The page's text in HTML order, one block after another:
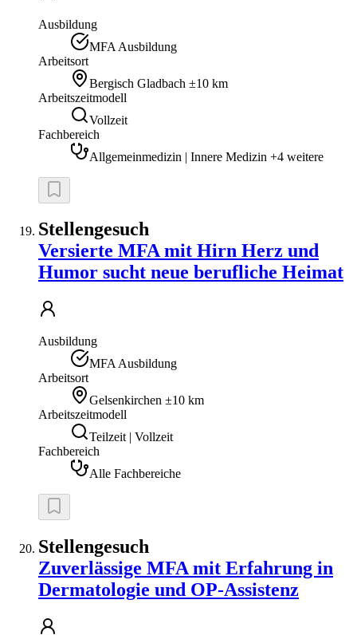
Ausbildung
MFA Ausbildung
Arbeitsort
Bergisch Gladbach ±10 km
Arbeitszeitmodell
Vollzeit
Fachbereich
Allgemeinmedizin | Innere Medizin +4 weitere
Stellengesuch
Versierte MFA mit Hirn Herz und
Humor sucht neue berufliche Heimat
Ausbildung
MFA Ausbildung
Arbeitsort
Gelsenkirchen ±10 km
Arbeitszeitmodell
Teilzeit | Vollzeit
Fachbereich
Alle Fachbereiche
Stellengesuch
Zuverlässige MFA mit Erfahrung in
Dermatologie und OP-Assistenz